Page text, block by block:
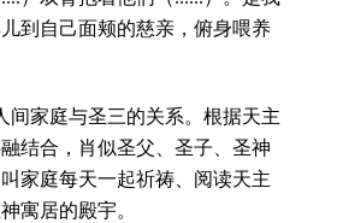
到自己面颊的慈亲，俯身喂养
间家庭与圣三的关系。根据天主
结合，肖似圣父、圣子、圣神
家庭每天一起祈祷、阅读天主
寓居的殿宇。